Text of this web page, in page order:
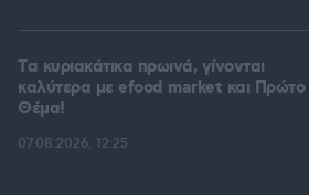
Tα κυριακάτικα πρωινά, γίνονται
καλύτερα με efood market και Πρώτο
Θέμα!
07.08.2026, 12:25